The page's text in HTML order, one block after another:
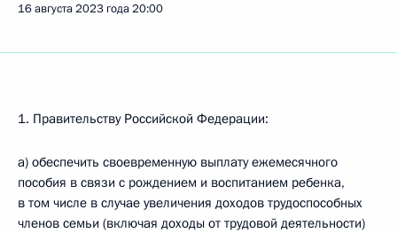
16 августа 2023 года20:00
1. Правительству Российской Федерации:
а) обеспечить своевременную выплату ежемесячного
пособия в связи с рождением и воспитанием ребенка,
в том числе в случае увеличения доходов трудоспособных
членов семьи (включая доходы от трудовой деятельности)